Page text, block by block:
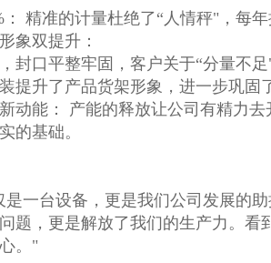
精准的计量杜绝了“人情秤"，每
象双提升：
封口平整牢固，客户关于“分量不足
提升了产品货架形象，进一步巩固
动能： 产能的释放让公司有精力
的基础。
是一台设备，更是我们公司发展的
题，更是解放了我们的生产力。看
。"